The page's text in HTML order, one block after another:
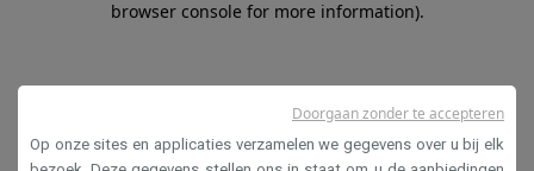
browser console for more information).
Op onze sites en applicaties verzamelen we gegevens over u bij elk
Doorgaan zonder te accepteren